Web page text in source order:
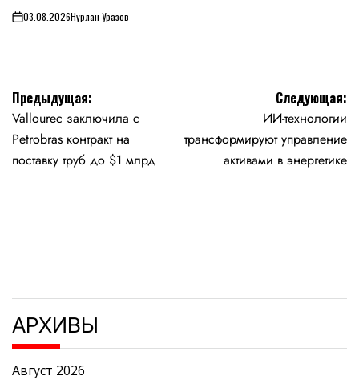
on03.08.2026Нурлан Уразов
Навигация
по
записям
Предыдущая:
Vallourec заключила с
Petrobras контракт на
поставку труб до $1 млрд
Следующая:
ИИ-технологии
трансформируют управление
активами в энергетике
АРХИВЫ
Август 2026